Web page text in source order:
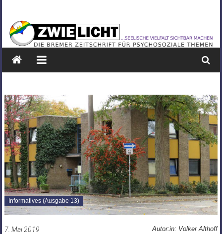
springen
ZWIELICHT
BREMEN
DIE
PSYCHOSOZIALE
THEMEN
Informatives (Ausgabe 13)
7. Mai 2019 Autor:in: Volker Althoff